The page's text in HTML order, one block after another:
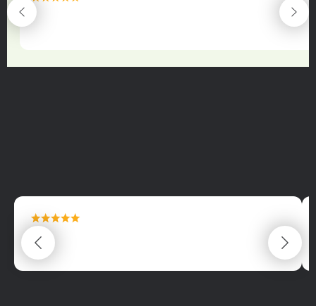
maximální spokojenost
22.06.2025
maximální spokojenost
22.06.2025